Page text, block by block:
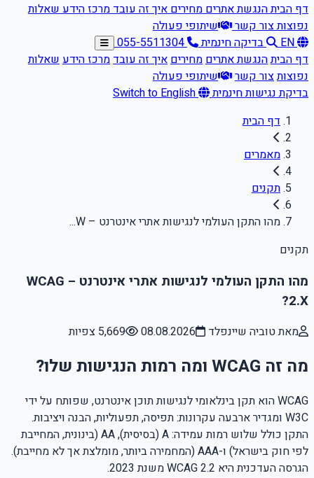
דף הביתהנגשת אתריםמחיריםאיך זה עובדמרכז הידעשאלות
נפוצותצור קשר
שיתופי פעולה
EN
בדיקה חינמית
055-5511304
דף הביתהנגשת אתריםמחיריםאיך זה עובדמרכז הידעשאלות
נפוצותצור קשר
שיתופי פעולה
בדיקת נגישות חינמית
Switch to English
דף הבית
מאמרים
תקנים
מהו התקן העולמי לנגישות אתרי אינטרנט – W...
תקנים
מהו התקן העולמי לנגישות אתרי אינטרנט – WCAG
2.X?
מאת טוביה שיינפלד 08.08.2026 5,669 צפיות
מה זה WCAG ומה רמות הנגישות שלו?
WCAG הוא תקן בינלאומי לנגישות תוכן אינטרנט, שפותח על ידי
W3C ומגדיר ארבעה עקרונות: תפיסה, תפעוליות, הבנה ויציבות.
התקן כולל שלוש רמות עמידה: A (בסיסית), AA (בינונית, המחייבת
לפי חוק בישראל) ו-AAA (המחמירה ביותר, מומלצת אך לא מחייבת).
הגרסה העדכנית היא WCAG 2.2 משנת 2023.